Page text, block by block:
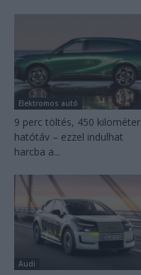
Elektromos autó
9 perc töltés, 450 kilométer
hatótáv – ezzel indulhat
harcba a...
Audi